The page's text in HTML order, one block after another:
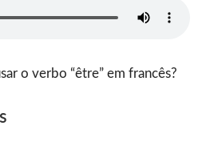
o verbo “être” em francês?